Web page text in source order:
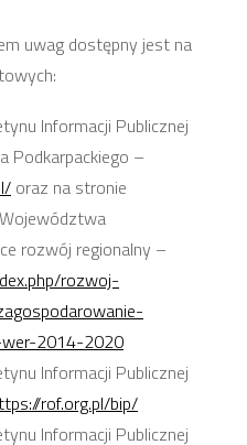
uwag dostępny jest na
Informacji Publicznej
Podkarpackiego –
oraz na stronie
rozwój regionalny –
rozwoj-
2014-2020
Informacji Publicznej
rof.org.pl/bip/
Informacji Publicznej